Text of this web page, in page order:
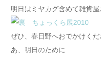
明日はミヤカグ含めて雑貨屋
ぜひ、春日野へおでかけくだ
あ、明日のために